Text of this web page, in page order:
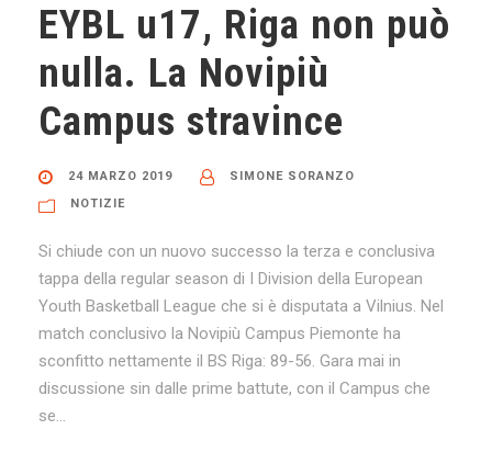
EYBL u17, Riga non può
nulla. La Novipiù
Campus stravince
24 MARZO 2019
SIMONE SORANZO
NOTIZIE
Si chiude con un nuovo successo la terza e conclusiva
tappa della regular season di I Division della European
Youth Basketball League che si è disputata a Vilnius. Nel
match conclusivo la Novipiù Campus Piemonte ha
sconfitto nettamente il BS Riga: 89-56. Gara mai in
discussione sin dalle prime battute, con il Campus che
se...